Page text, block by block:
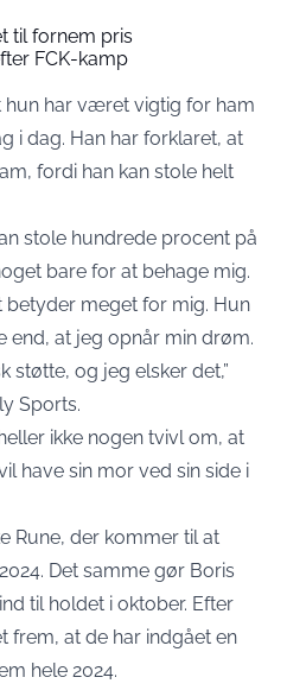
til fornem pris
FCK-kamp
hun har været vigtig for ham
i dag. Han har forklaret, at
fordi han kan stole helt
stole hundrede procent på
bare for at behage mig.
meget for mig. Hun
end, at jeg opnår min drøm.
støtte, og jeg elsker det,”
Sports.
ikke nogen tvivl om, at
have sin mor ved sin side i
Rune, der kommer til at
Det samme gør Boris
til holdet i oktober. Efter
frem, at de har indgået en
hele 2024.